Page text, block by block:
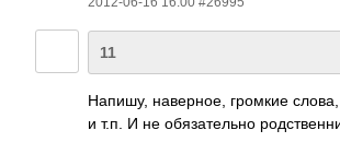
11
Напишу, наве­рное, громкие
и т.п. И не обяз­ател­ьно